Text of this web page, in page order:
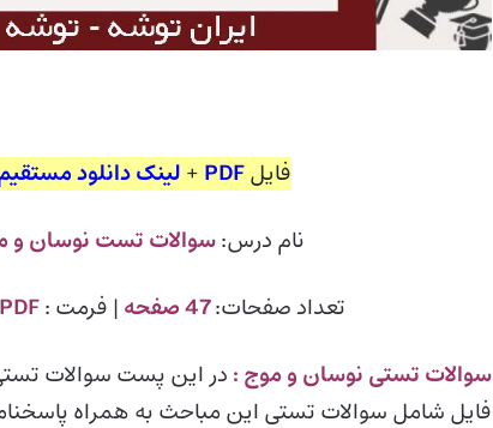
فایلPDF
+ لینک دانلود
نام درس:سوالات تست نوسان و
تعداد صفحات:47 صفحه | فرمت :
سوالات تستی نوسان و موج : در این پست سوالات
فایل شامل سوالات تستی این مباحث به همراه